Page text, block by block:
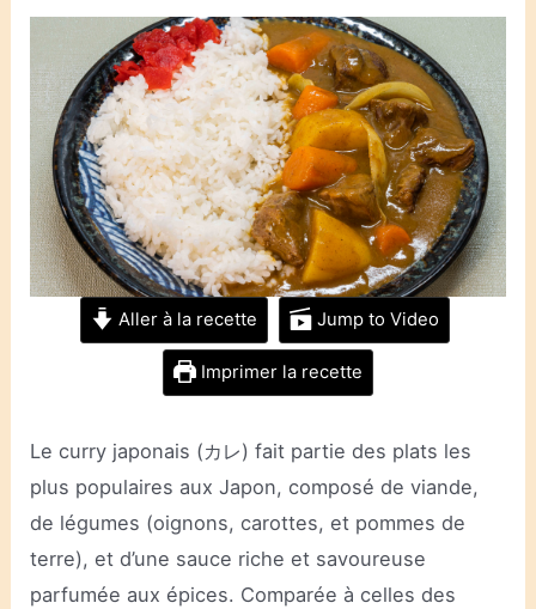
Aller à la recette Jump to Video
Imprimer la recette
Le curry japonais (カレ) fait partie des plats les
plus populaires aux Japon, composé de viande,
de légumes (oignons, carottes, et pommes de
terre), et d’une sauce riche et savoureuse
parfumée aux épices. Comparée à celles des